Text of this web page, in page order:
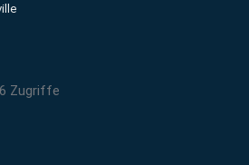
Zugriffe